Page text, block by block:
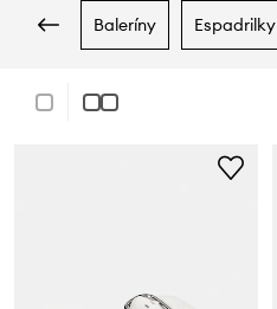
baleríny espadrilky